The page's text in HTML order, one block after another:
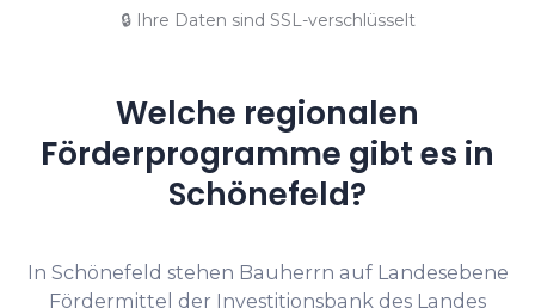
🔒 Ihre Daten sind SSL-verschlüsselt
Welche regionalen
Förderprogramme gibt es in
Schönefeld?
In Schönefeld stehen Bauherrn auf Landesebene
Fördermittel der Investitionsbank des Landes